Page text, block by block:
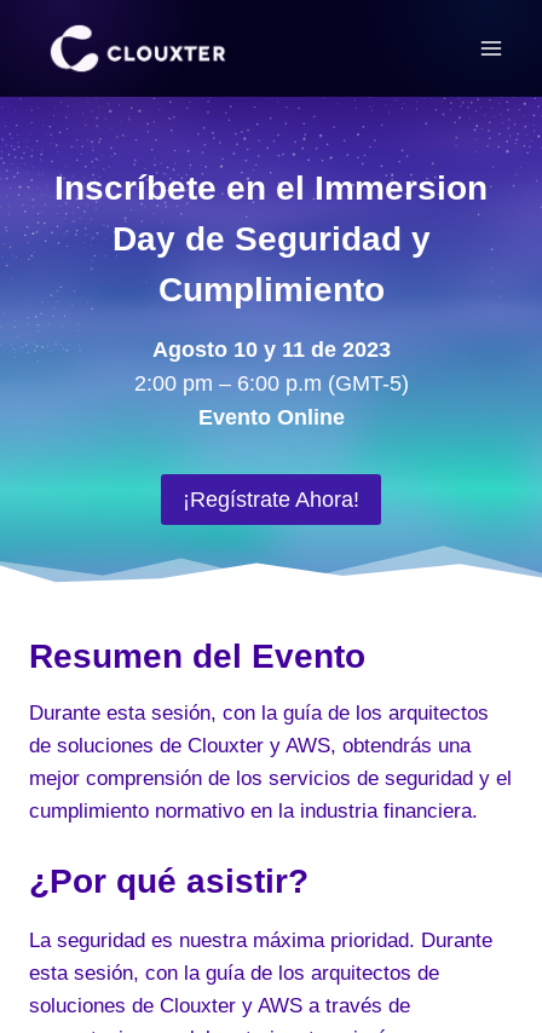
contenido
Inscríbete en el Immersion
Day de Seguridad y
Cumplimiento
Agosto 10 y 11 de 2023
2:00 pm – 6:00 p.m (GMT-5)
Evento Online
¡Regístrate Ahora!
Resumen del Evento
Durante esta sesión, con la guía de los arquitectos
de soluciones de Clouxter y AWS, obtendrás una
mejor comprensión de los servicios de seguridad y el
cumplimiento normativo en la industria financiera.
¿Por qué asistir?
La seguridad es nuestra máxima prioridad. Durante
esta sesión, con la guía de los arquitectos de
soluciones de Clouxter y AWS a través de